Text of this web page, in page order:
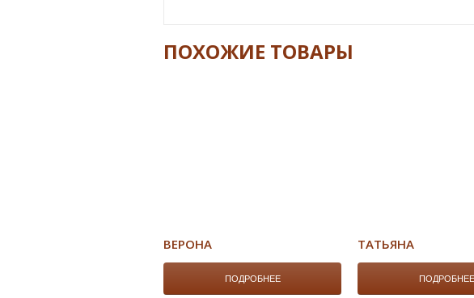
ПОХОЖИЕ ТОВАРЫ
ВЕРОНА
ПОДРОБНЕЕ
ТАТЬЯНА
ПОДРОБНЕЕ